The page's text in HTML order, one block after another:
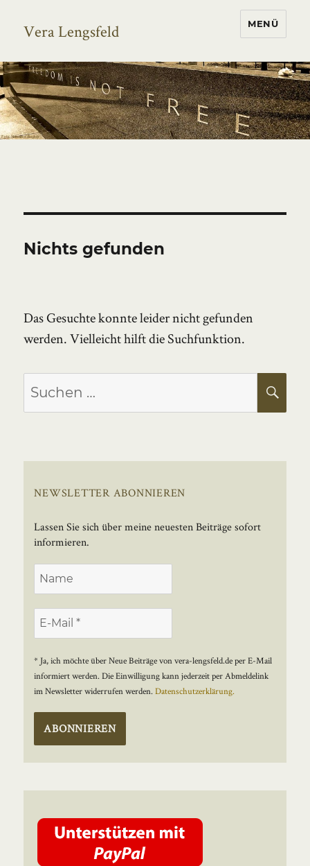
Vera Lengsfeld MENÜ
Nichts gefunden
Das Gesuchte konnte leider nicht gefunden
werden. Vielleicht hilft die Suchfunktion.
Suchen
nach:
NEWSLETTER ABONNIEREN
Lassen Sie sich über meine neuesten Beiträge sofort
informieren.
* Ja, ich möchte über Neue Beiträge von vera-lengsfeld.de per E-Mail
informiert werden. Die Einwilligung kann jederzeit per Abmeldelink
im Newsletter widerrufen werden.Datenschutzerklärung.